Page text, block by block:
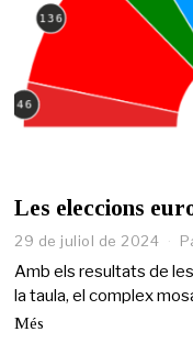
Les eleccions
29 de juliol de 2024
Amb els resultats de
la taula, el complex
Més